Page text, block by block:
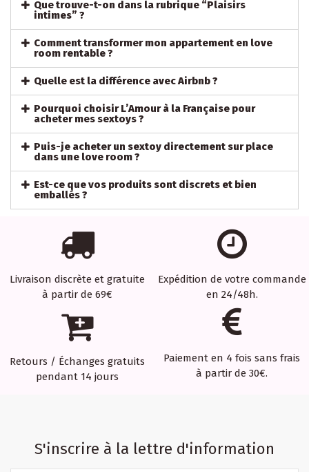
Que trouve-t-on dans la rubrique “Plaisirs
intimes” ?
Comment transformer mon appartement en love
room rentable ?
Quelle est la différence avec Airbnb ?
Pourquoi choisir L’Amour à la Française pour
acheter mes sextoys ?
Puis-je acheter un sextoy directement sur place
dans une love room ?
Est-ce que vos produits sont discrets et bien
emballés ?
Livraison discrète et gratuite
à partir de 69€
Expédition de votre commande
en 24/48h.
Retours / Échanges gratuits
pendant 14 jours
Paiement en 4 fois sans frais
à partir de 30€.
S'inscrire à la lettre d'information